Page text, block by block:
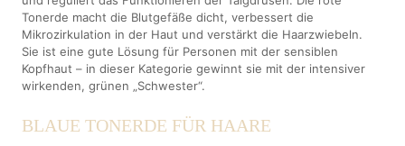
Tonerde macht die Blutgefäße dicht, verbessert die
Mikrozirkulation in der Haut und verstärkt die Haarzwiebeln.
Sie ist eine gute Lösung für Personen mit der sensiblen
Kopfhaut – in dieser Kategorie gewinnt sie mit der intensiver
wirkenden, grünen „Schwester“.
BLAUE TONERDE FÜR HAARE